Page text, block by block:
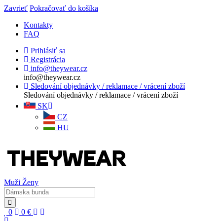
Zavrieť Pokračovať do košíka
Kontakty
FAQ
Prihlásiť sa
Registrácia
info@theywear.cz
info@theywear.cz
Sledování objednávky / reklamace / vrácení zboží
Sledování objednávky / reklamace / vrácení zboží
SK
CZ
HU
Muži Ženy
0 0 €